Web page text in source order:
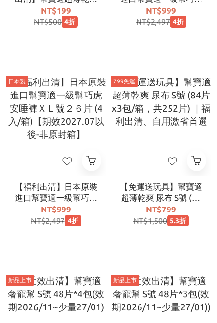
黏貼紙尿褲S 84片(效期
26.10)
NT$199
NT$500 4折
安睡褲ＸXＬ號２2片 (4
入/箱)【期效2027.07
NT$999
NT$2,497 4折
日本製
【福利出清】日本原裝
進口幫寶適一級幫巧虎
安睡褲ＸＬ號２６片 (4
入/箱)【期效2027.07
NT$999
NT$2,497 4折
799免運
【免運送玩具】幫寶適
超薄乾爽 尿布 S號 (84
片x3包/箱，共252片)
｜福利出清、自用激省
NT$799
NT$1,500 5.3折
新品上市 新品上市